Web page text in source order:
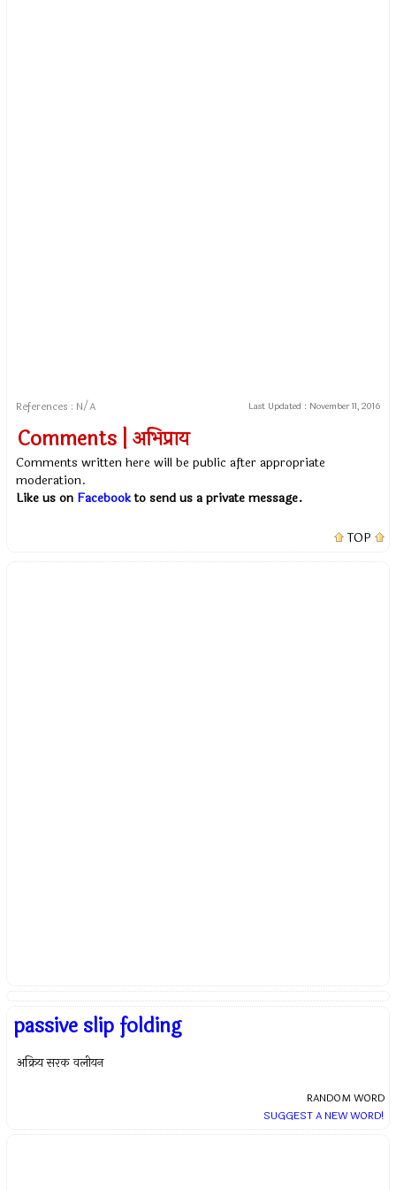
References : N/A Last Updated : November 11, 2016
Comments | अभिप्राय
Comments written here will be public after appropriate
moderation.
Like us on Facebookto send us a private message.
TOP
passive slip folding
अक्रिय सरक वलीयन
RANDOM WORD
SUGGEST A NEW WORD!